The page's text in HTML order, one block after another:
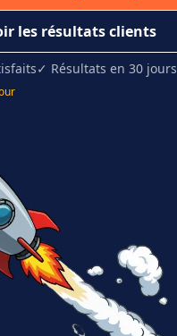
les résultats clients
✓ Résultats en 30 jours